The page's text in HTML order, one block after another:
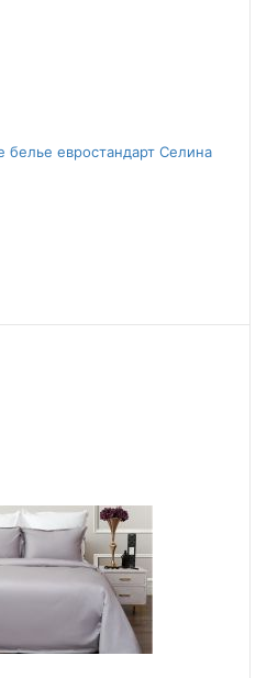
белье евростандарт Селина